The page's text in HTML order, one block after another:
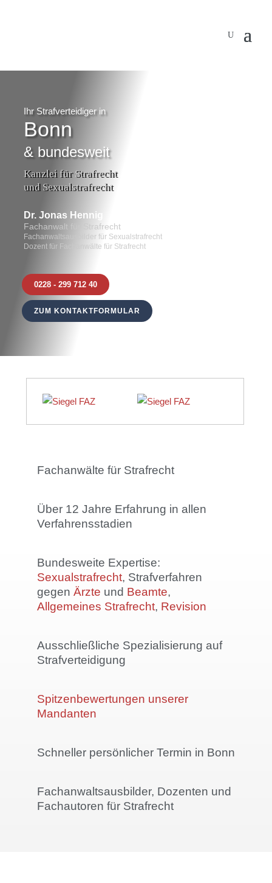
Ihr Strafverteidiger in
Bonn
& bundesweit
Kanzlei für Strafrecht
und Sexualstrafrecht
Dr. Jonas Hennig
Fachanwalt für Strafrecht
Fachanwaltsausbilder für Sexualstrafrecht
Dozent für Fachanwälte für Strafrecht
0228 - 299 712 40
ZUM KONTAKTFORMULAR
Fachanwälte für Strafrecht
Über 12 Jahre Erfahrung in allen
Verfahrensstadien
Bundesweite Expertise:
Sexualstrafrecht, Strafverfahren
gegenÄrzte und Beamte,
Allgemeines Strafrecht, Revision
Ausschließliche Spezialisierung auf
Strafverteidigung
Spitzenbewertungen unserer
Mandanten
Schneller persönlicher Termin in Bonn
Fachanwaltsausbilder, Dozenten und
Fachautoren für Strafrecht